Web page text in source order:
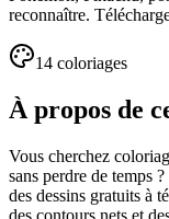
reconnaître.
14 coloriages
À propos de
Vous cherchez
sans perdre de temps
des dessins gratuits à
des contours nets et